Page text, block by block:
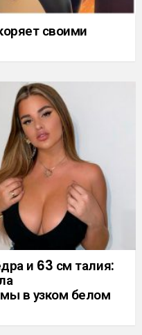
своими
и 63 см талия:
в узком белом